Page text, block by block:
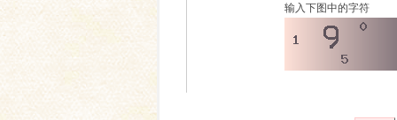
输入下图中的字符